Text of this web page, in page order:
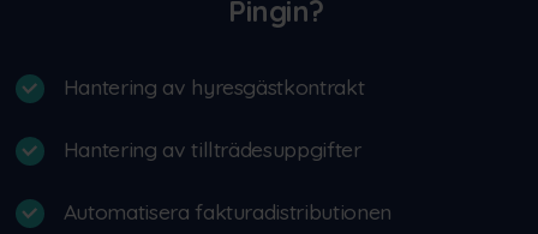
Pingin?
Hantering av hyresgästkontrakt
Hantering av tillträdesuppgifter
Automatisera fakturadistributionen